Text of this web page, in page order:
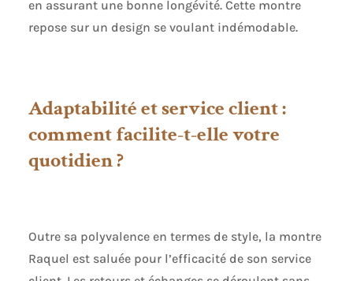
en assurant une bonne longévité. Cette montre
repose sur un design se voulant indémodable.
Adaptabilité et service client :
comment facilite-t-elle votre
quotidien ?
Outre sa polyvalence en termes de style, la montre
Raquel est saluée pour l’efficacité de son service